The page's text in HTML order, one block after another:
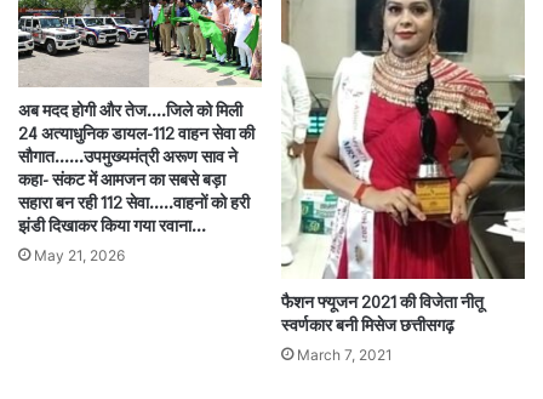
अब मदद होगी और तेज….जिले को मिली
24 अत्याधुनिक डायल-112 वाहन सेवा की
सौगात……उपमुख्यमंत्री अरूण साव ने
कहा- संकट में आमजन का सबसे बड़ा
सहारा बन रही 112 सेवा…..वाहनों को हरी
झंडी दिखाकर किया गया रवाना…
May 21, 2026
फैशन फ्यूजन 2021 की विजेता नीतू
स्वर्णकार बनी मिसेज छत्तीसगढ़
March 7, 2021